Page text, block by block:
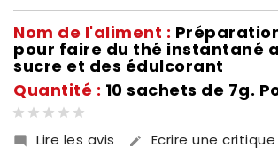
Nom de l'aliment :
pour faire du thé instantané
sucre et des édulcorant
Quantité : 10 sachets de 7g.
 Lire les avis 
Ecrire une critique